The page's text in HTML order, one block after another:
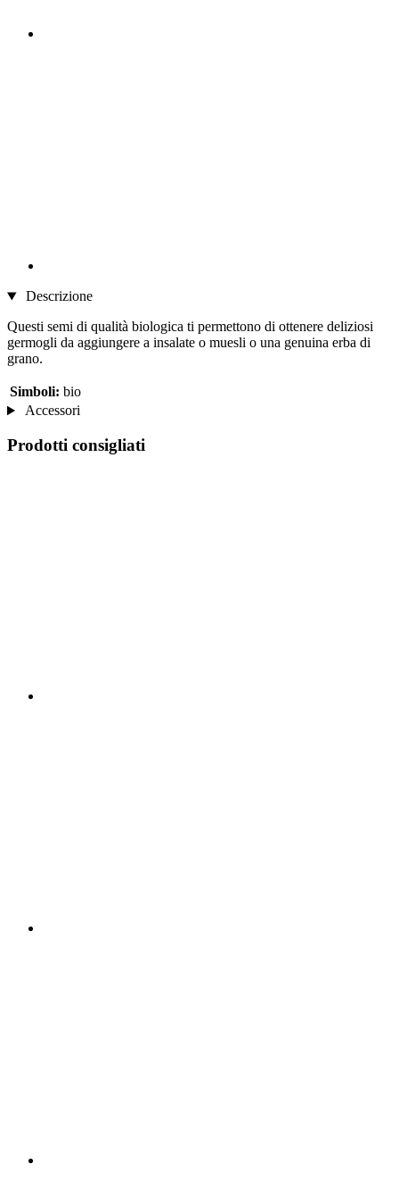
Descrizione
Questi semi di qualità biologica ti permettono di ottenere deliziosi
germogli da aggiungere a insalate o muesli o una genuina erba di
grano.
Simboli: bio
Accessori
Prodotti consigliati